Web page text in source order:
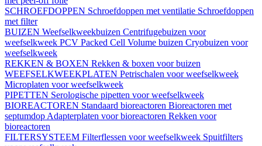
SCHROEFDOPPEN Schroefdoppen met ventilatie Schroefdoppen
met filter
BUIZEN Weefselkweekbuizen Centrifugebuizen voor
weefselkweek PCV Packed Cell Volume buizen Cryobuizen voor
weefselkweek
REKKEN & BOXEN Rekken & boxen voor buizen
WEEFSELKWEEKPLATEN Petrischalen voor weefselkweek
Microplaten voor weefselkweek
PIPETTEN Serologische pipetten voor weefselkweek
BIOREACTOREN Standaard bioreactoren Bioreactoren met
septumdop Adapterplaten voor bioreactoren Rekken voor
bioreactoren
FILTERSYSTEEM Filterflessen voor weefselkweek Spuitfilters